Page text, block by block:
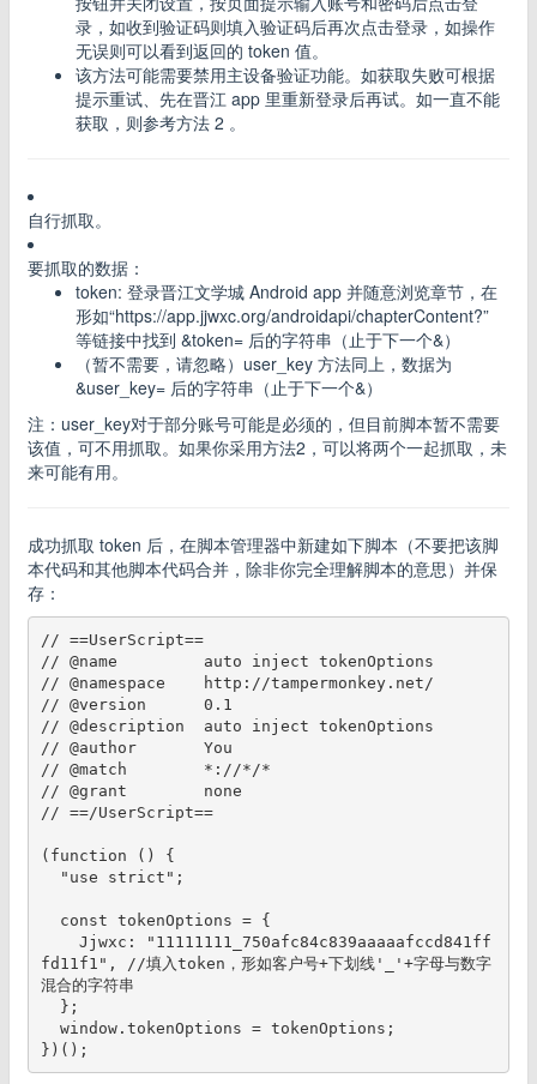
录，如收到验证码则填入验证码后再次点击登录，如操作
无误则可以看到返回的 token 值。
该方法可能需要禁用主设备验证功能。如获取失败可根据
提示重试、先在晋江 app 里重新登录后再试。如一直不能
获取，则参考方法 2 。
自行抓取。
要抓取的数据：
token: 登录晋江文学城 Android app 并随意浏览章节，在
形如“https://app.jjwxc.org/androidapi/chapterContent?”
等链接中找到 &token= 后的字符串（止于下一个&）
（暂不需要，请忽略）user_key 方法同上，数据为
&user_key= 后的字符串（止于下一个&）
注：user_key对于部分账号可能是必须的，但目前脚本暂不需要
该值，可不用抓取。如果你采用方法2，可以将两个一起抓取，未
来可能有用。
成功抓取 token 后，在脚本管理器中新建如下脚本（不要把该脚
本代码和其他脚本代码合并，除非你完全理解脚本的意思）并保
存：
// ==UserScript==
// @name         auto inject tokenOptions
// @namespace    http://tampermonkey.net/
// @version      0.1
// @description  auto inject tokenOptions
// @author       You
// @match        *://*/*
// @grant        none
// ==/UserScript==
(function () {
fd11f1", //填入token，形如客户号+下划线'_'+字母与数字
混合的字符串